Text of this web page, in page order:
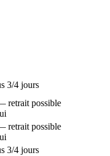
3/4 jours
retrait possible
retrait possible
3/4 jours